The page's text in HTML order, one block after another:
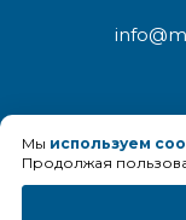
Мы используем
Продолжая